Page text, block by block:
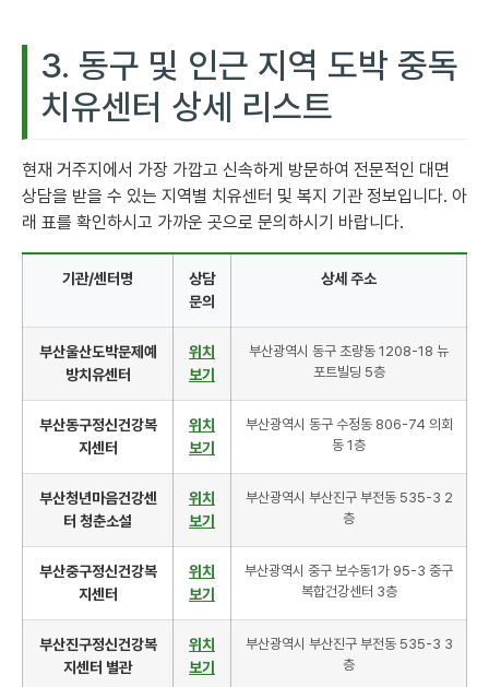
3. 동구 및 인근 지역 도박 중독
치유센터 상세 리스트
현재 거주지에서 가장 가깝고 신속하게 방문하여 전문적인 대면
상담을 받을 수 있는 지역별 치유센터 및 복지 기관 정보입니다. 아
래 표를 확인하시고 가까운 곳으로 문의하시기 바랍니다.
기관/센터명
상담
문의
상세 주소
부산울산도박문제예
방치유센터
위치
보기
부산광역시 동구 초량동 1208-18 뉴
포트빌딩 5층
부산동구정신건강복
지센터
위치
보기
부산광역시 동구 수정동 806-74 의회
동 1층
부산청년마음건강센
터 청춘소설
위치
보기
부산광역시 부산진구 부전동 535-3 2
층
부산중구정신건강복
지센터
위치
보기
부산광역시 중구 보수동1가 95-3 중구
복합건강센터 3층
부산진구정신건강복
지센터 별관
위치
보기
부산광역시 부산진구 부전동 535-3 3
층